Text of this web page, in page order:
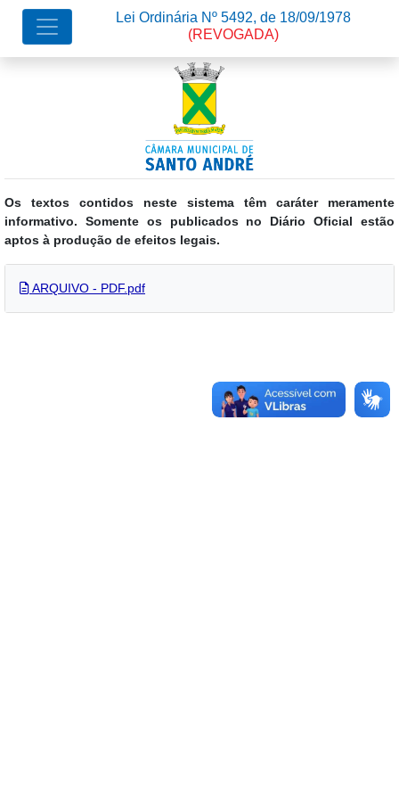
Os textos contidos neste sistema têm caráter meramente
informativo. Somente os publicados no Diário Oficial estão
aptos à produção de efeitos legais.
Lei Ordinária Nº 5492, de 18/09/1978
(REVOGADA)
ARQUIVO - PDF.pdf